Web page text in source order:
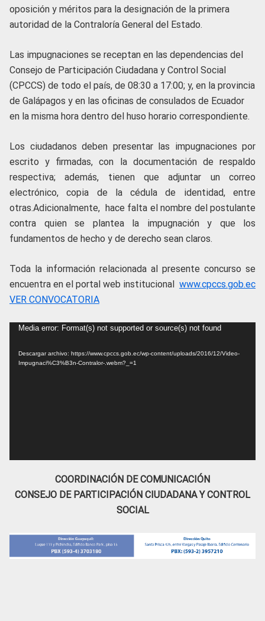
oposición y méritos para la designación de la primera
autoridad de la Contraloría General del Estado.
Las impugnaciones se receptan en las dependencias del
Consejo de Participación Ciudadana y Control Social
(CPCCS) de todo el país, de 08:30 a 17:00; y, en la provincia
de Galápagos y en las oficinas de consulados de Ecuador
en la misma hora dentro del huso horario correspondiente.
Los ciudadanos deben presentar las impugnaciones por
escrito y firmadas, con la documentación de respaldo
respectiva; además, tienen que adjuntar un correo
electrónico, copia de la cédula de identidad, entre
otras.Adicionalmente, hace falta el nombre del postulante
contra quien se plantea la impugnación y que los
fundamentos de hecho y de derecho sean claros.
Toda la información relacionada al presente concurso se
encuentra en el portal web institucional www.cpccs.gob.ec
VER CONVOCATORIA
Reproductor
vídeo
Media error: Format(s) not supported or source(s) not found
Descargar archivo: https://www.cpccs.gob.ec/wp-content/uploads/2016/12/Video-
Impugnaci%C3%B3n-Contralor-.webm?_=1
COORDINACIÓN DE COMUNICACIÓN
CONSEJO DE PARTICIPACIÓN CIUDADANA Y CONTROL
SOCIAL